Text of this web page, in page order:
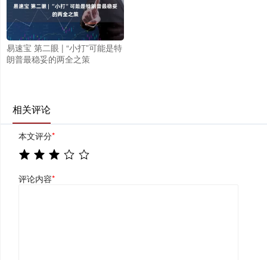
易速宝 第二眼 | “小打”可能是特
朗普最稳妥的两全之策
相关评论
本文评分*
评论内容*